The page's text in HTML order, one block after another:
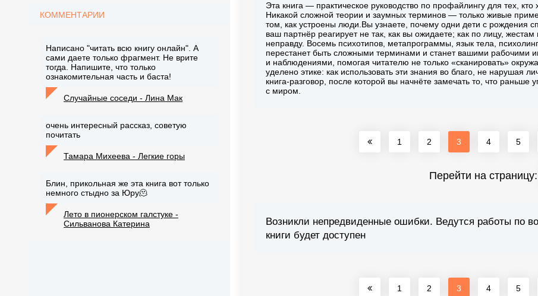
Эта книга — практическое руководство по профайлингу для тех,
Никакой сложной теории и заумных терминов — только живые
том, как устроены люди.Вы узнаете, почему одни дети с рождения
ваш партнёр реагирует не так, как вы ожидаете; как по лицу, жестам
неправду. Восемь психотипов, метапрограммы, язык тела,
перестанет быть сложными терминами и станет вашими рабочими
и наблюдениями, помогая читателю не только «сканировать»
уделено этике: как использовать эти знания во благо, не нарушая
книга-разговор, после которой вы начнёте замечать то, что
с миром.
1 2 3 4 5
Перейти на страницу:
Возникли непредвиденные ошибки. Ведутся работы по
книги будет доступен
1 2 3 4 5
КОММЕНТАРИИ
Написано "читать всю книгу онлайн". А
сами даете только фрагмент. Не врите
тогда. Напишите, что только
ознакомительная часть и баста!
Случайные соседи - Лина Мак
очень интересный рассказ, советую
почитать
Тамара Михеева - Легкие горы
Блин, прикольная же эта книга вот только
немного стыдно за Юру🫠
Лето в пионерском галстуке -
Сильванова Катерина